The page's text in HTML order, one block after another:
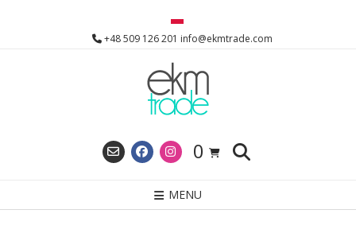
+48 509 126 201 info@ekmtrade.com
0
MENU